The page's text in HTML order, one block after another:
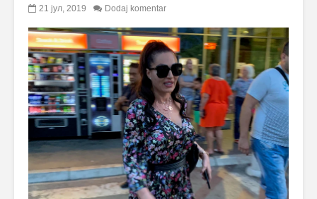
21 јул, 2019 Dodaj komentar